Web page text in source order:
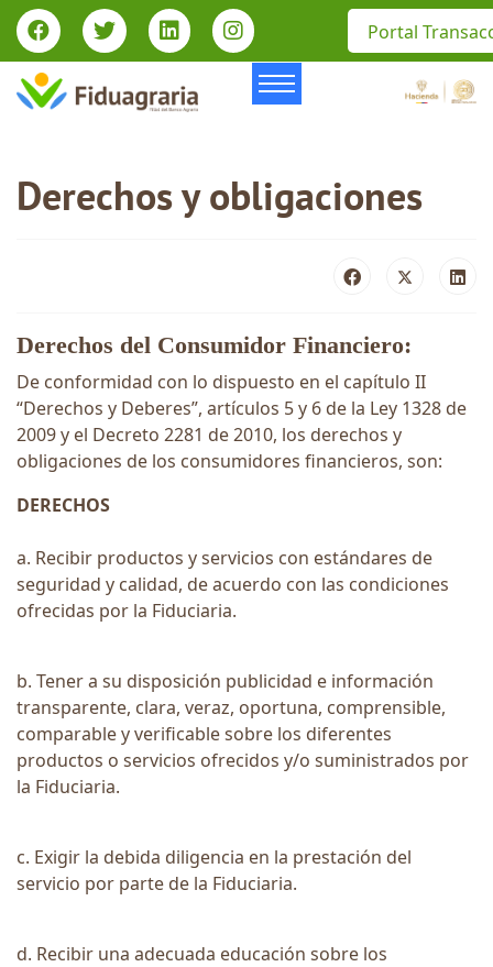
Portal
Derechos y obligaciones
Derechos del Consumidor Financiero:
De conformidad con lo dispuesto en el capítulo II
“Derechos y Deberes”, artículos 5 y 6 de la Ley 1328 de
2009 y el Decreto 2281 de 2010, los derechos y
obligaciones de los consumidores financieros, son:
DERECHOS
a. Recibir productos y servicios con estándares de
seguridad y calidad, de acuerdo con las condiciones
ofrecidas por la Fiduciaria.
b. Tener a su disposición publicidad e información
transparente, clara, veraz, oportuna, comprensible,
comparable y verificable sobre los diferentes
productos o servicios ofrecidos y/o suministrados por
la Fiduciaria.
c. Exigir la debida diligencia en la prestación del
servicio por parte de la Fiduciaria.
d. Recibir una adecuada educación sobre los